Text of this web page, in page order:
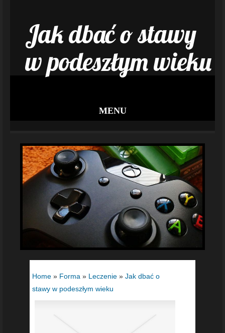
Jak dbać o stawy
w podeszłym wieku
MENU
Home » Forma » Leczenie » Jak dbać o
stawy w podeszłym wieku